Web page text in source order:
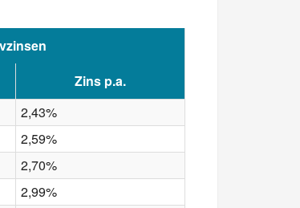
Zins p.a.
2,43%
2,59%
2,70%
2,99%